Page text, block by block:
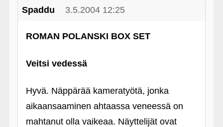
Spaddu 3.5.2004 12:25
ROMAN POLANSKI BOX SET
Veitsi vedessä
Hyvä. Näppärää kameratyötä, jonka
aikaansaaminen ahtaassa veneessä on
mahtanut olla vaikeaa. Näyttelijät ovat